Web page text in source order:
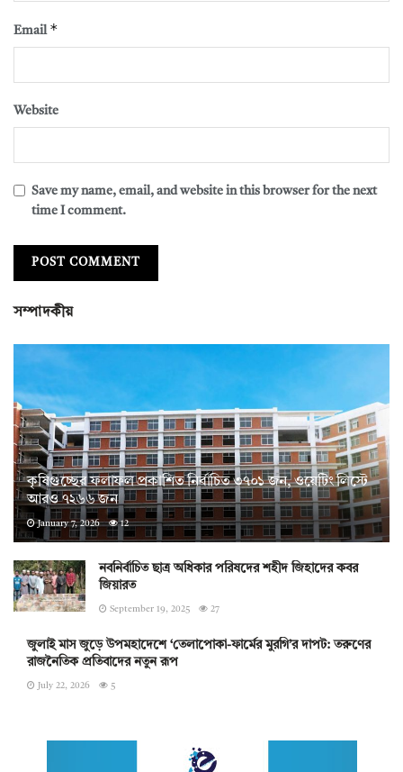
Email *
Website
Save my name, email, and website in this browser for the next
time I comment.
সম্পাদকীয়
কৃষিগুচ্ছের ফলাফল প্রকাশিত নির্বাচিত ৩৭০১ জন, ওয়েটিং লিস্টে
আরও ৭২৬৬ জন
January 7, 2026 12
নবনির্বাচিত ছাত্র অধিকার পরিষদের শহীদ জিহাদের কবর
জিয়ারত
September 19, 2025 27
জুলাই মাস জুড়ে উপমহাদেশে ‘তেলাপোকা-ফার্মের মুরগি’র দাপট: তরুণের
রাজনৈতিক প্রতিবাদের নতুন রূপ
July 22, 2026 5